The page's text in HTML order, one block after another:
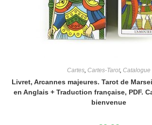
Cartes, Cartes-Tarot, Catalogue
Livret, Arcannes majeures. Tarot de
en Anglais + Traduction française, PDF.
bienvenue